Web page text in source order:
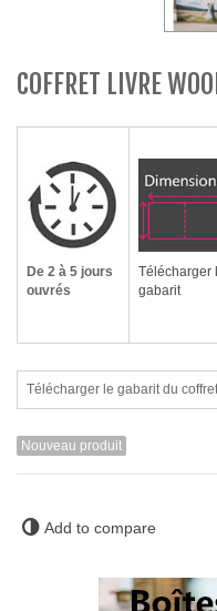
COFFRET LIVRE
De 2 à 5 jours
ouvrés
Télécharger
gabarit
Télécharger le gabarit du coffret
Nouveau produit
Add to compare